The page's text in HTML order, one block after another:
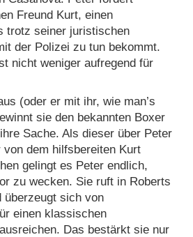
Freund Kurt, einen
trotz seiner juristischen
der Polizei zu tun bekommt.
nicht weniger aufregend für
(oder er mit ihr, wie man’s
sie den bekannten Boxer
Sache. Als dieser über Peter
dem hilfsbereiten Kurt
gelingt es Peter endlich,
zu wecken. Sie ruft in Roberts
überzeugt sich von
einen klassischen
Das bestärkt sie nur